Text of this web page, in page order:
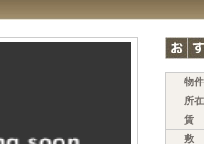
物
所
賃
敷